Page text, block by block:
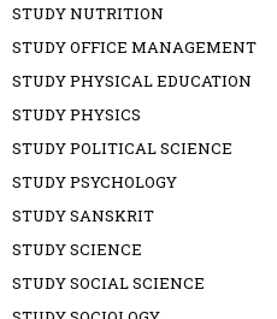
STUDY NUTRITION
STUDY OFFICE MANAGEMENT
STUDY PHYSICAL EDUCATION
STUDY PHYSICS
STUDY POLITICAL SCIENCE
STUDY PSYCHOLOGY
STUDY SANSKRIT
STUDY SCIENCE
STUDY SOCIAL SCIENCE